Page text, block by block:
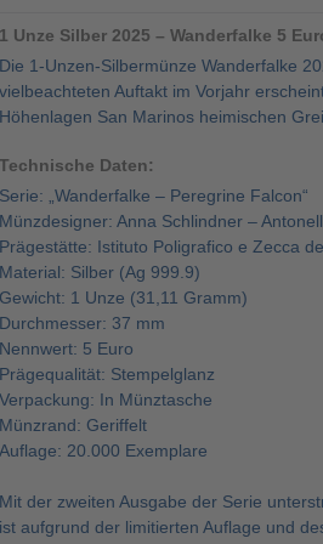
1 Unze Silber 2025 – Wanderfalke 5
Die 1-Unzen-Silbermünze Wanderfalke
vielbeachteten Auftakt im Vorjahr
Höhenlagen San Marinos heimischen
Technische Daten:
Serie: „Wanderfalke – Peregrine Falcon“
Münzdesigner: Anna Schlindner –
Prägestätte: Istituto Poligrafico e Zecca
Material: Silber (Ag 999.9)
Gewicht: 1 Unze (31,11 Gramm)
Durchmesser: 37 mm
Nennwert: 5 Euro
Prägequalität: Stempelglanz
Verpackung: In Münztasche
Münzrand: Geriffelt
Auflage: 20.000 Exemplare
Mit der zweiten Ausgabe der Serie
ist aufgrund der limitierten Auflage und